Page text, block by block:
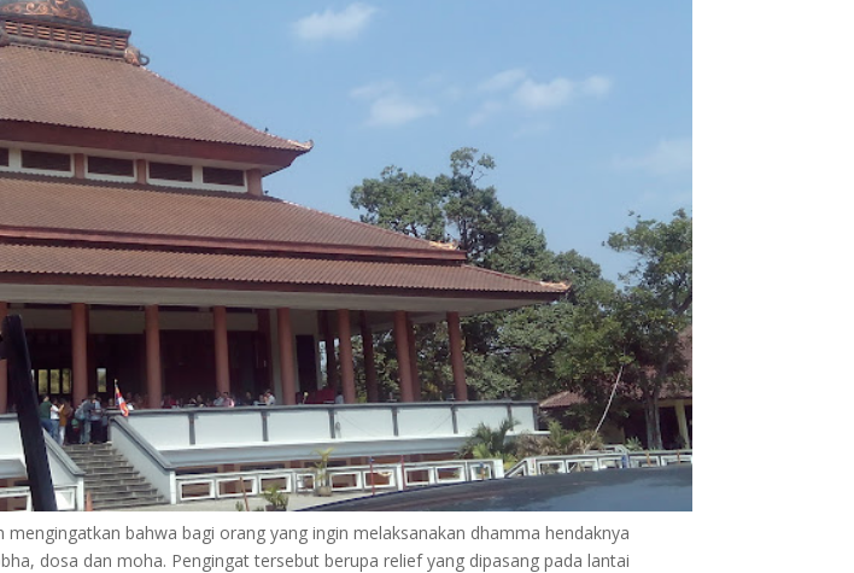
bahwa bagi orang yang ingin melaksanakan dhamma hendaknya
dosa dan moha. Pengingat tersebut berupa relief yang dipasang pada lantai